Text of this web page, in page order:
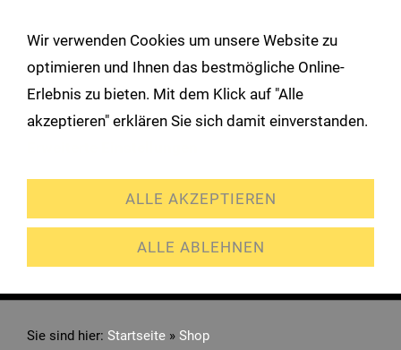
Navigation öffnen
Sie sind hier: Startseite » Shop
Wir verwenden Cookies um unsere Website zu
optimieren und Ihnen das bestmögliche Online-
Erlebnis zu bieten. Mit dem Klick auf "Alle
akzeptieren" erklären Sie sich damit einverstanden.
ALLE AKZEPTIEREN
ALLE ABLEHNEN